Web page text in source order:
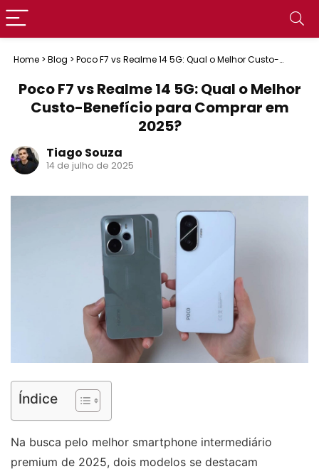
Home > Blog > Poco F7 vs Realme 14 5G: Qual o Melhor Custo-
Poco F7 vs Realme 14 5G: Qual o Melhor
Custo-Benefício para Comprar em
2025?
Tiago Souza
14 de julho de 2025
Índice
Na busca pelo melhor smartphone intermediário
premium de 2025, dois modelos se destacam